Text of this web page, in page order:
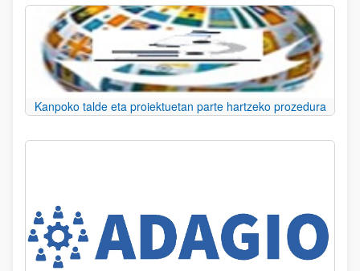
Kanpoko talde eta proiektuetan parte hartzeko prozedura